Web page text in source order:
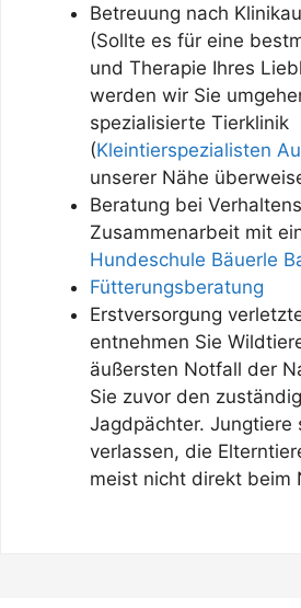
Betreuung nach
(Sollte es für eine
und Therapie Ihres
werden wir Sie
spezialisierte Tierklinik
(Kleintierspezialisten
unserer Nähe
Beratung bei
Zusammenarbeit mit
Hundeschule Bäuerle
Fütterungsberatung
Erstversorgung
entnehmen Sie
äußersten Notfall der
Sie zuvor den
Jagdpächter. Jungtiere
verlassen, die
meist nicht direkt beim